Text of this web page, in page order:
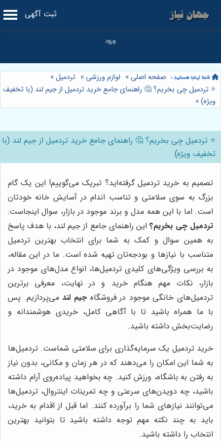
ثبت آگهی
صفحه اصلی » لوازم ورزشی » تردمیل»
⭐️ تردمیل چی بخریم؟ 🤔 راهنمای جامع خرید تردمیل از جیم لند (با تخفیف
ویژه)»
⭐️ تردمیل چی بخریم؟ 🤔 راهنمای جامع خرید تردمیل از جیم لند (با
تخفیف ویژه)
تصمیم به خرید تردمیل گرفته‌اید؟ تبریک می‌گوییم! این یک گام
بزرگ به سوی سلامتی و تناسب اندام در آسایش خانه خودتان
است. اما با این همه مدل و برند موجود در بازار، سوال اینجاست:
تردمیل چی بخریم؟ این راهنمای جامع از جیم لند، با هدف پاسخ
به همین سوال و کمک به شما برای انتخاب بهترین تردمیل
متناسب با نیازها و بودجه‌تان تهیه شده است. ما در این مقاله،
به بررسی ویژگی‌های کلیدی تردمیل‌ها، انواع مدل‌های موجود در
بازار، نکات مهم هنگام خرید و در نهایت، معرفی برترین
تردمیل‌های خانگی موجود در فروشگاهجیم لندمی‌پردازیم. پس
با ما همراه باشید تا با آگاهی کامل، خریدی هوشمندانه و
رضایت‌بخش داشته باشید.
خرید تردمیل یک سرمایه‌گذاری برای سلامتی شماست. تردمیل‌ها
به شما این امکان را می‌دهند که در هر زمان و مکانی، بدون نیاز
به رفتن به باشگاه، ورزش کنید. چه بخواهید پیاده‌روی آرام داشته
باشید، چه دویدن‌های سرعتی و چه تمرینات اینتروال، تردمیل‌ها
می‌توانند نیازهای شما را برآورده کنند. اما قبل از اقدام به خرید،
باید به چند نکته مهم توجه داشته باشید تا بتوانید بهترین
انتخاب را داشته باشید.